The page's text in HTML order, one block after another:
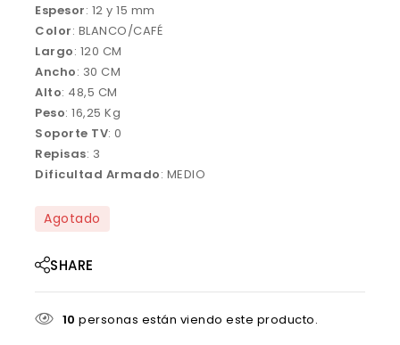
Espesor: 12 y 15 mm
Color: BLANCO/CAFÉ
Largo: 120 CM
Ancho: 30 CM
Alto: 48,5 CM
Peso: 16,25 Kg
Soporte TV: 0
Repisas: 3
Dificultad Armado: MEDIO
Agotado
SHARE
10 personas están viendo este producto.